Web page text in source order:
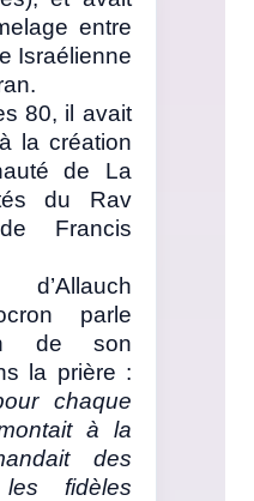
entre
Israélienne
80, il avait
la création
de La
du Rav
Francis
parle
de son
la prière :
chaque
à la
des
fidèles